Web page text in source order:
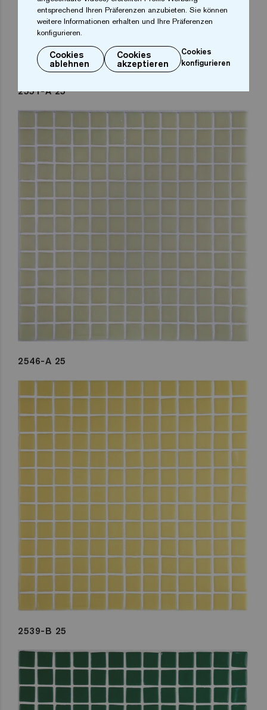
2551-A 25
2546-A 25
2539-B 25
entsprechend Ihren Präferenzen anzubieten. Sie können
weitere Informationen erhalten und Ihre Präferenzen
konfigurieren.
Cookies
ablehnen
Cookies
akzeptieren
Cookies
konfigurieren